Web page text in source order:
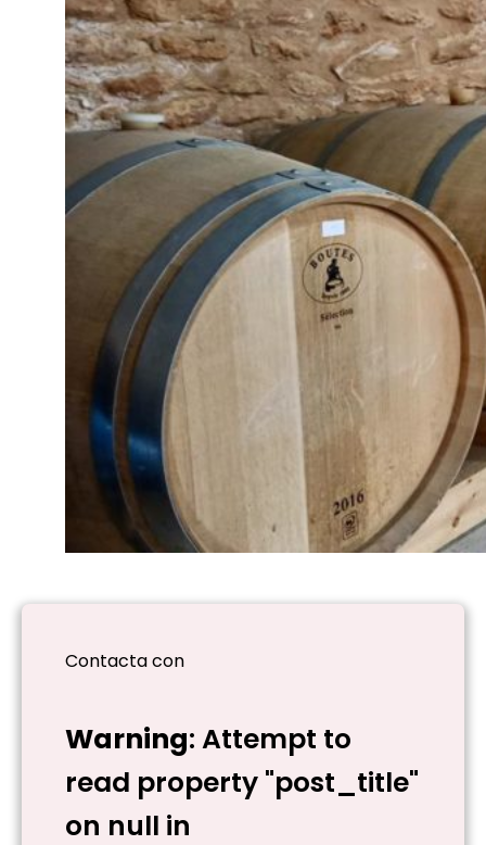
Contacta con
Warning: Attempt to
read property "post_title"
on null in